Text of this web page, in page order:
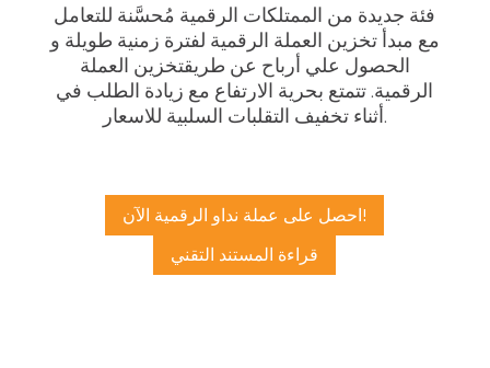
فئة جديدة من الممتلكات الرقمية مُحسَّنة للتعامل
مع مبدأ تخزين العملة الرقمية لفترة زمنية طويلة و
الحصول علي أرباح عن طريقتخزين العملة
الرقمية.تتمتع بحرية الارتفاع مع زيادة الطلب في
أثناء تخفيف التقلبات السلبية للاسعار.
احصل على عملة نداو الرقمية الآن!
قراءة المستند التقني